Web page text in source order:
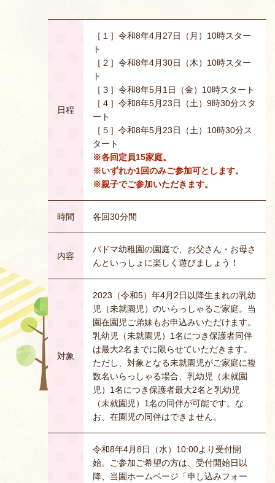
日程
［１］令和8年4月27日（月）10時スター
ト
［２］令和8年4月30日（木）10時スター
ト
［３］令和8年5月1日（金）10時スタート
［４］令和8年5月23日（土）9時30分スタ
ート
［５］令和8年5月23日（土）10時30分ス
タート
※各回定員15家庭。
※いずれか1回のみご参加可とします。
※親子でご参加いただきます。
時間 各回30分間
内容
パドマ幼稚園の園庭で、お父さん・お母さ
んといっしょに楽しく遊びましょう！
対象
2023（令和5）年4月2日以降生まれの乳幼
児（未就園児）のいらっしゃるご家庭。当
園在園児ご弟妹もお申込みいただけます。
乳幼児（未就園児）1名につき保護者同伴
は最大2名までに限らせていただきます。
ただし、対象となる未就園児がご家庭に複
数名いらっしゃる場合、乳幼児（未就園
児）1名につき保護者最大2名と乳幼児
（未就園児）1名の同伴が可能です。な
お、在園児の同伴はできません。
令和8年4月8日（水）10:00より受付開
始。ご参加ご希望の方は、受付開始日以
降、当園ホームページ「申し込みフォー